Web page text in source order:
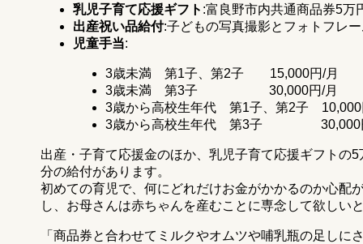
乳児子育て応援ギフト :富良野市内共通商品券5万
出産祝い品給付:子どもの写真撮影とフォトフレ
児童手当:
3歳未満 第1子、第2子 15,000円/月
3歳未満 第3子 30,000円/月
3歳から高校生年代 第1子、第2子 10,000
3歳から高校生年代 第3子 30,000
出産・子育て応援金のほか、乳児子育て応援ギフトの
分の給付があります。
初めての育児で、何にどれだけお金がかかるのか心配
し、お母さんは赤ちゃんを産むことに専念して欲しい
「商品券と合わせてミルクやオムツや哺乳瓶の足しに